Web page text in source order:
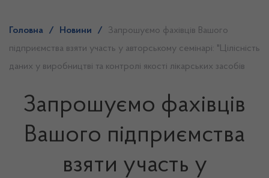
Головна / Новини /
Запрошуємо фахівців Вашого
підприємства взяти участь у авторському семінарі: "Цілісність
даних у виробництві та контролі якості лікарських засобів
Запрошуємо фахівців
Вашого підприємства
взяти участь у